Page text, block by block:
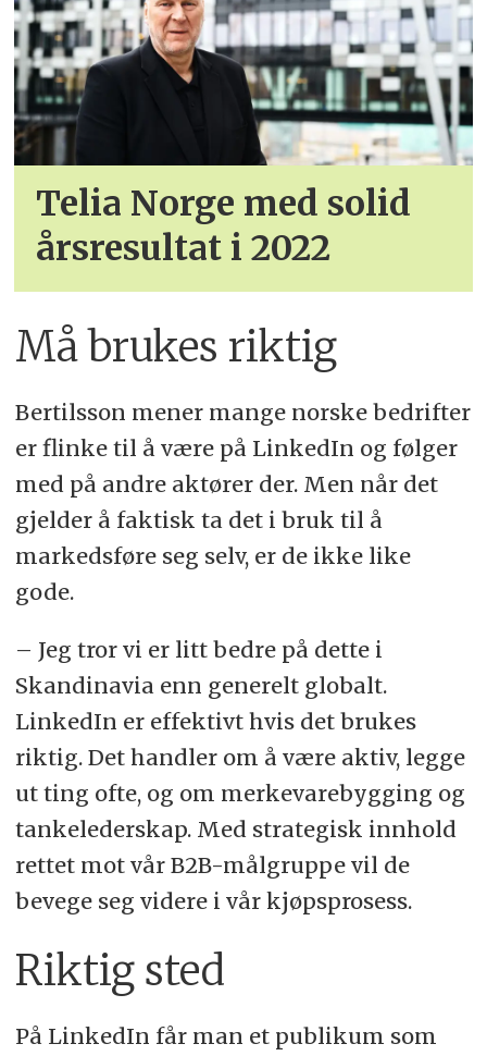
Telia Norge med solid
årsresultat i 2022
Må brukes riktig
Bertilsson mener mange norske bedrifter
er flinke til å være på LinkedIn og følger
med på andre aktører der. Men når det
gjelder å faktisk ta det i bruk til å
markedsføre seg selv, er de ikke like
gode.
– Jeg tror vi er litt bedre på dette i
Skandinavia enn generelt globalt.
LinkedIn er effektivt hvis det brukes
riktig. Det handler om å være aktiv, legge
ut ting ofte, og om merkevarebygging og
tankelederskap. Med strategisk innhold
rettet mot vår B2B-målgruppe vil de
bevege seg videre i vår kjøpsprosess.
Riktig sted
På LinkedIn får man et publikum som